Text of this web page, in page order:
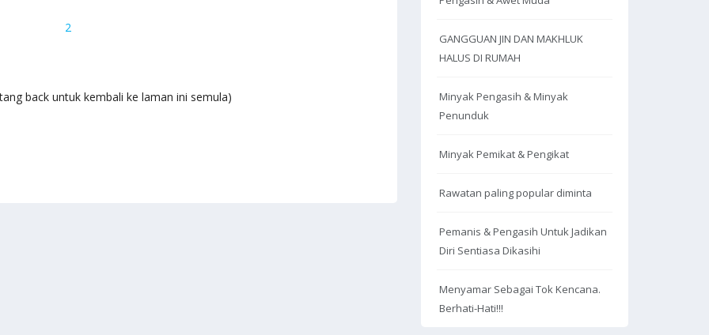
back untuk kembali ke laman ini semula)
GANGGUAN JIN DAN MAKHLUK
HALUS DI RUMAH
Minyak Pengasih & Minyak
Penunduk
Minyak Pemikat & Pengikat
Rawatan paling popular diminta
Pemanis & Pengasih Untuk Jadikan
Diri Sentiasa Dikasihi
Menyamar Sebagai Tok Kencana.
Berhati-Hati!!!